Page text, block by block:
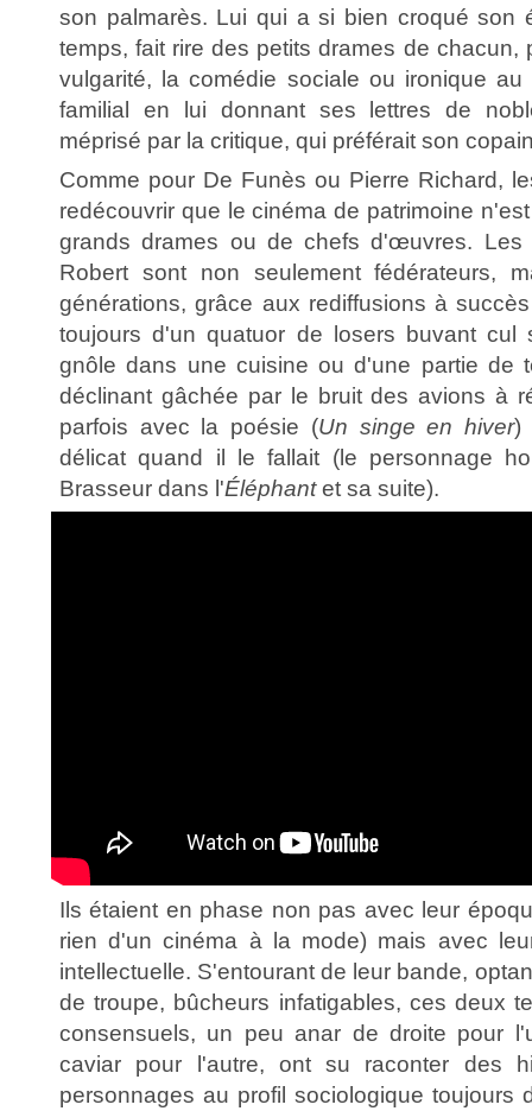
son palmarès. Lui qui a si bien croqué son
temps, fait rire des petits drames de chacun,
vulgarité, la comédie sociale ou ironique
familial en lui donnant ses lettres de
méprisé par la critique, qui préférait son
Comme pour De Funès ou Pierre Richard,
redécouvrir que le cinéma de patrimoine
grands drames ou de chefs d'œuvres. Les
Robert sont non seulement fédérateurs,
générations, grâce aux rediffusions à
toujours d'un quatuor de losers buvant cul
gnôle dans une cuisine ou d'une partie de
déclinant gâchée par le bruit des avions à
parfois avec la poésie (Un singe en hiver)
délicat quand il le fallait (le personnage
Brasseur dans l'Éléphantet sa suite).
Ils étaient en phase non pas avec leur
rien d'un cinéma à la mode) mais avec
intellectuelle. S'entourant de leur bande,
de troupe, bûcheurs infatigables, ces deux
consensuels, un peu anar de droite pour
caviar pour l'autre, ont su raconter des
personnages au profil sociologique toujours